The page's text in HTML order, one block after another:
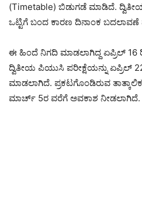
(Timetable) ಬಿಡುಗಡೆ ಮಾಡಿದೆ.
ಒಟ್ಟಿಗೆ ಬಂದ ಕಾರಣ ದಿನಾಂಕ
ಈ ಹಿಂದೆ ನಿಗದಿ ಮಾಡಲಾಗಿದ್ದ ಏಪ್ರಿಲ್
ದ್ವಿತೀಯ ಪಿಯುಸಿ ಪರೀಕ್ಷೆಯನ್ನು ಏಪ್ರಿಲ್
ಮಾಡಲಾಗಿದೆ. ಪ್ರಕಟಗೊಂಡಿರುವ
ಮಾರ್ಚ್ 5ರ ವರೆಗೆ ಅವಕಾಶ ನೀಡಲಾಗಿದೆ.